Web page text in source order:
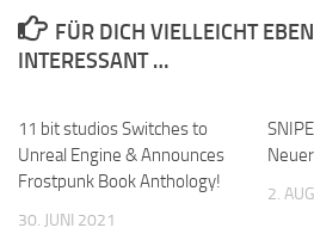
FÜR DICH VIELLEICHT
INTERESSANT …
11 bit studios Switches to
Unreal Engine & Announces
Frostpunk Book Anthology!
30. JUNI 2021
2.